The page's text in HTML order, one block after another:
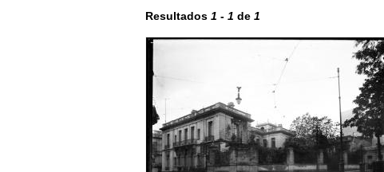
Resultados 1 - 1 de 1